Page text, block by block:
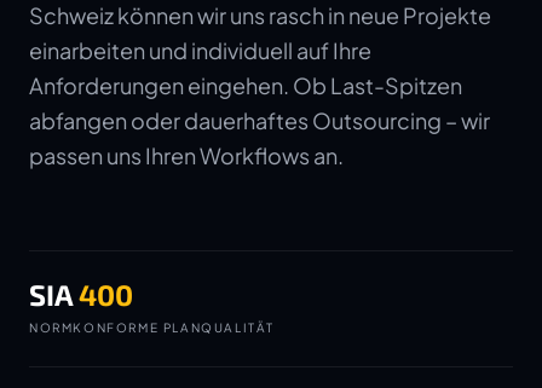
Schweiz können wir uns rasch in neue Projekte
einarbeiten und individuell auf Ihre
Anforderungen eingehen. Ob Last-Spitzen
abfangen oder dauerhaftes Outsourcing – wir
passen uns Ihren Workflows an.
SIA400
NORMKONFORME PLANQUALITÄT